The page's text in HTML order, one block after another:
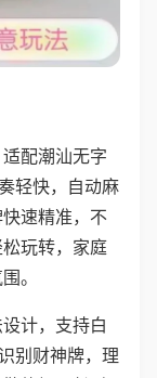
配潮汕无字
轻快，自动麻
速精准，不
玩转，家庭
。
计，支持白
别财神牌，理